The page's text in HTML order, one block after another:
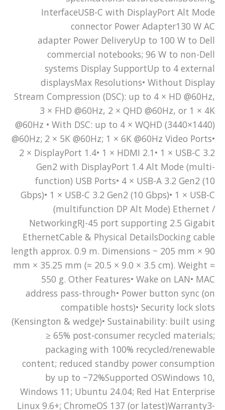
InterfaceUSB-C with DisplayPort Alt Mode
connector Power Adapter130 W AC
adapter Power DeliveryUp to 100 W to Dell
commercial notebooks; 96 W to non-Dell
systems Display SupportUp to 4 external
displaysMax Resolutions• Without Display
Stream Compression (DSC): up to 4 × HD @60Hz,
3 × FHD @60Hz, 2 × QHD @60Hz, or 1 × 4K
@60Hz • With DSC: up to 4 × WQHD (3440×1440)
@60Hz; 2 × 5K @60Hz; 1 × 6K @60Hz Video Ports•
2 × DisplayPort 1.4• 1 × HDMI 2.1• 1 × USB-C 3.2
Gen2 with DisplayPort 1.4 Alt Mode (multi-
function) USB Ports• 4 × USB-A 3.2 Gen2 (10
Gbps)• 1 × USB-C 3.2 Gen2 (10 Gbps)• 1 × USB-C
(multifunction DP Alt Mode) Ethernet /
NetworkingRJ-45 port supporting 2.5 Gigabit
EthernetCable & Physical DetailsDocking cable
length approx. 0.9 m. Dimensions ~ 205 mm × 90
mm × 35.25 mm (≈ 20.5 × 9.0 × 3.5 cm). Weight ≈
550 g. Other Features• Wake on LAN• MAC
address pass-through• Power button sync (on
compatible hosts)• Security lock slots
(Kensington & wedge)• Sustainability: built using
≥ 65% post-consumer recycled materials;
packaging with 100% recycled/renewable
content; reduced standby power consumption
by up to ~72%Supported OSWindows 10,
Windows 11; Ubuntu 24.04; Red Hat Enterprise
Linux 9.6+; ChromeOS 137 (or latest)Warranty3-